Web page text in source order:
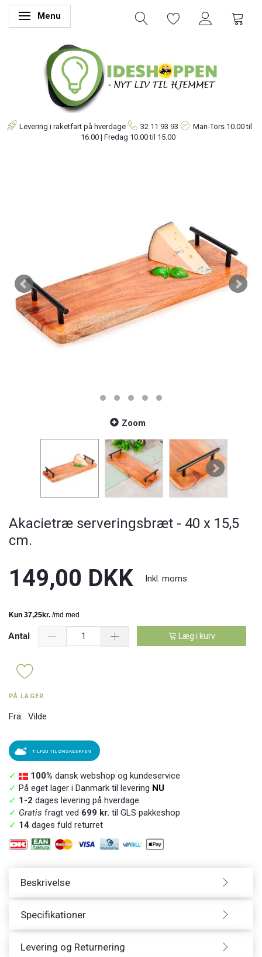
Skifte navigation
Menu
Levering i raketfart på hverdage 32 11 93 93 Man-Tors 10.00 til
16.00 | Fredag 10.00 til 15.00
Zoom
Akacietræ serveringsbræt - 40 x 15,5
cm.
149,00 DKK Inkl. moms
Antal Læg i kurv
PÅ LAGER
Fra: Vilde
TILFØJ TIL ØNSKESKYEN
✓ 100% dansk webshop og kundeservice
✓ På eget lager i Danmark til levering NU
✓ 1-2 dages levering på hverdage
✓ Gratis fragt ved 699 kr. til GLS pakkeshop
✓ 14 dages fuld returret
Beskrivelse
Specifikationer
Levering og Returnering